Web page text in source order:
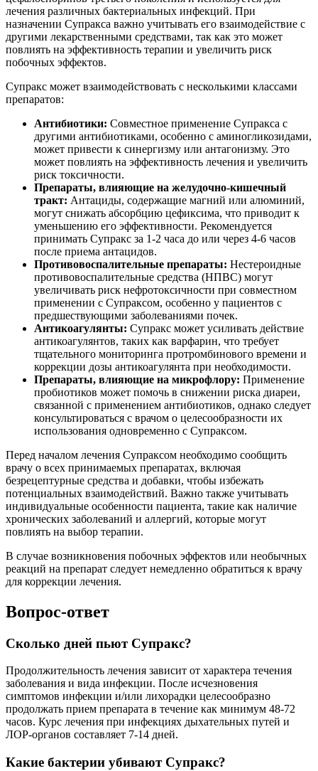
лечения различных бактериальных инфекций. При
назначении Супракса важно учитывать его взаимодействие с
другими лекарственными средствами, так как это может
повлиять на эффективность терапии и увеличить риск
побочных эффектов.
Супракс может взаимодействовать с несколькими классами
препаратов:
Антибиотики: Совместное применение Супракса с
другими антибиотиками, особенно с аминогликозидами,
может привести к синергизму или антагонизму. Это
может повлиять на эффективность лечения и увеличить
риск токсичности.
Препараты, влияющие на желудочно-кишечный
тракт: Антациды, содержащие магний или алюминий,
могут снижать абсорбцию цефиксима, что приводит к
уменьшению его эффективности. Рекомендуется
принимать Супракс за 1-2 часа до или через 4-6 часов
после приема антацидов.
Противовоспалительные препараты: Нестероидные
противовоспалительные средства (НПВС) могут
увеличивать риск нефротоксичности при совместном
применении с Супраксом, особенно у пациентов с
предшествующими заболеваниями почек.
Антикоагулянты: Супракс может усиливать действие
антикоагулянтов, таких как варфарин, что требует
тщательного мониторинга протромбинового времени и
коррекции дозы антикоагулянта при необходимости.
Препараты, влияющие на микрофлору: Применение
пробиотиков может помочь в снижении риска диареи,
связанной с применением антибиотиков, однако следует
консультироваться с врачом о целесообразности их
использования одновременно с Супраксом.
Перед началом лечения Супраксом необходимо сообщить
врачу о всех принимаемых препаратах, включая
безрецептурные средства и добавки, чтобы избежать
потенциальных взаимодействий. Важно также учитывать
индивидуальные особенности пациента, такие как наличие
хронических заболеваний и аллергий, которые могут
повлиять на выбор терапии.
В случае возникновения побочных эффектов или необычных
реакций на препарат следует немедленно обратиться к врачу
для коррекции лечения.
Вопрос-ответ
Сколько дней пьют Супракс?
Продолжительность лечения зависит от характера течения
заболевания и вида инфекции. После исчезновения
симптомов инфекции и/или лихорадки целесообразно
продолжать прием препарата в течение как минимум 48-72
часов. Курс лечения при инфекциях дыхательных путей и
ЛОР-органов составляет 7-14 дней.
Какие бактерии убивают Супракс?